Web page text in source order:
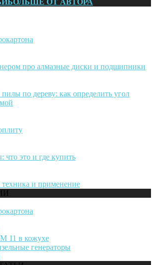
про алмазные диски и подшипники
по дереву: как определить угол
что это и где купить
и применение
генераторы